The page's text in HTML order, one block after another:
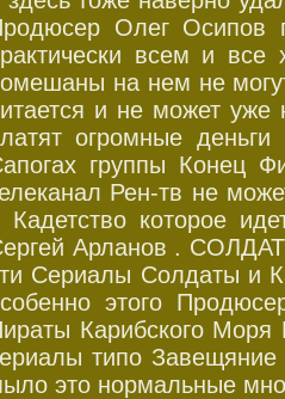
Олег Осипов
всем и все
на нем не
и не может уже
огромные
группы Конец
Рен-тв не
Кадетство которое
Арланов .
Сериалы Солдаты и
этого
Карибского
типо
это нормальные